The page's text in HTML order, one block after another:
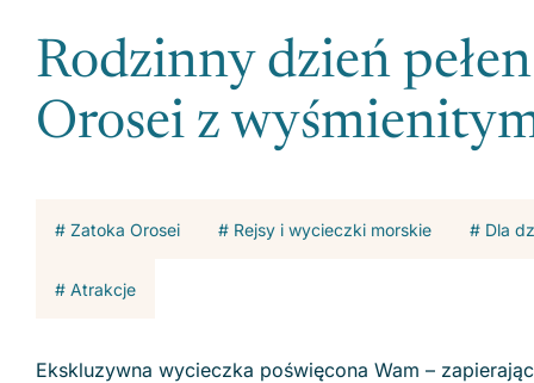
Rodzinny dzień
Orosei z
# Zatoka Orosei # Rejsy i wycieczki morskie # Dla
# Atrakcje
Ekskluzywna wycieczka poświęcona Wam –